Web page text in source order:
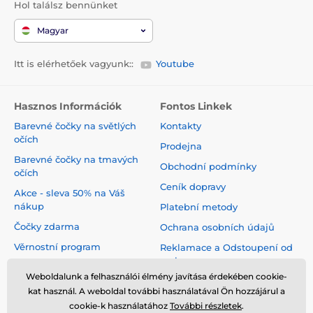
Hol találsz bennünket
Magyar
Itt is elérhetőek vagyunk:: Youtube
Hasznos Információk
Barevné čočky na světlých
očích
Barevné čočky na tmavých
očích
Akce - sleva 50% na Váš
nákup
Čočky zdarma
Věrnostní program
Virtuální zrcadlo
Fontos Linkek
Kontakty
Prodejna
Obchodní podmínky
Ceník dopravy
Platební metody
Ochrana osobních údajů
Reklamace a Odstoupení od
smlouvy
Weboldalunk a felhasználói élmény javítása érdekében cookie-
kat használ. A weboldal további használatával Ön hozzájárul a
cookie-k használatához További részletek.